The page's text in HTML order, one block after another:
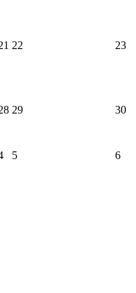
22 23
29 30
5 6